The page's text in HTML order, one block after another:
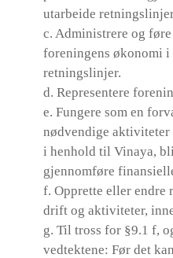
utarbeide
c. Administrere og
foreningens økonomi
retningslinjer.
d. Representere
e. Fungere som en
nødvendige aktiviteter
i henhold til Vinaya,
gjennomføre
f. Opprette eller
drift og aktiviteter,
g. Til tross for §9.1 f,
vedtektene: Før det